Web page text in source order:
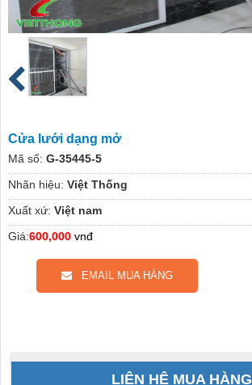
Cửa lưới dạng mở
Mã số: G-35445-5
Nhãn hiệu: Việt Thống
Xuất xứ: Việt nam
Giá:600,000 vnđ
EMAIL MUA HÀNG
LIÊN HỆ MUA HÀNG